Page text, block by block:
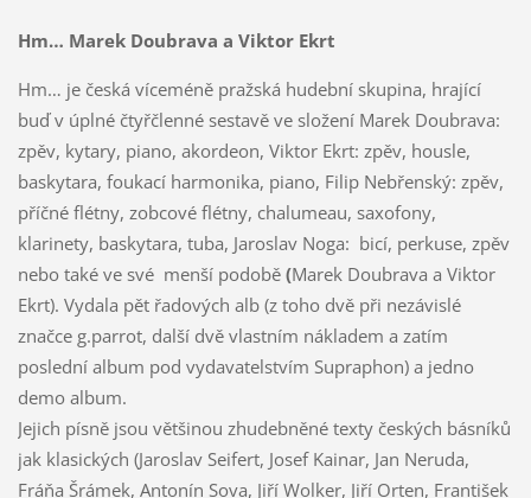
Hm… Marek Doubrava a Viktor Ekrt
Hm… je česká víceméně pražská hudební skupina, hrající
buď v úplné čtyřčlenné sestavě ve složení Marek Doubrava:
zpěv, kytary, piano, akordeon, Viktor Ekrt: zpěv, housle,
baskytara, foukací harmonika, piano, Filip Nebřenský: zpěv,
příčné flétny, zobcové flétny, chalumeau, saxofony,
klarinety, baskytara, tuba, Jaroslav Noga: bicí, perkuse, zpěv
nebo také ve své menší podobě(Marek Doubrava a Viktor
Ekrt). Vydala pět řadových alb (z toho dvě při nezávislé
značce g.parrot, další dvě vlastním nákladem a zatím
poslední album pod vydavatelstvím Supraphon) a jedno
demo album.
Jejich písně jsou většinou zhudebněné texty českých básníků
jak klasických (Jaroslav Seifert, Josef Kainar, Jan Neruda,
Fráňa Šrámek, Antonín Sova, Jiří Wolker, Jiří Orten, František